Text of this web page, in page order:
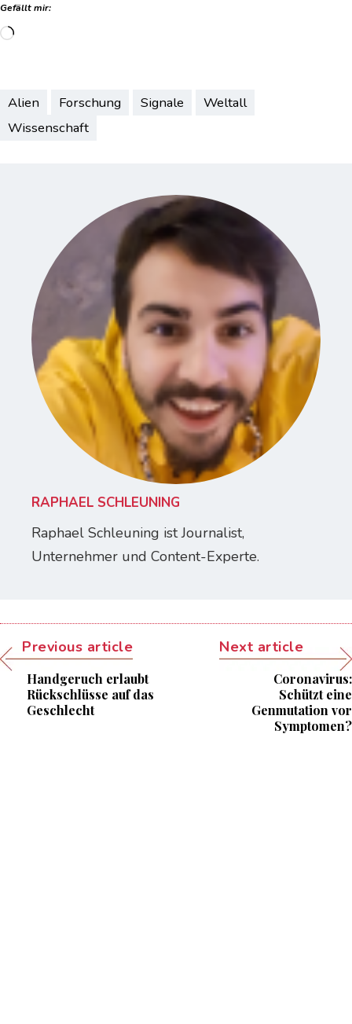
Gefällt mir:
Wird
Alien Forschung Signale
Weltall
Wissenschaft
RAPHAEL SCHLEUNING
Raphael Schleuning ist Journalist,
Unternehmer und Content-Experte.
Previous article
Handgeruch erlaubt
Rückschlüsse auf das
Geschlecht
Next article
Coronavirus:
Schützt eine
Genmutation vor
Symptomen?